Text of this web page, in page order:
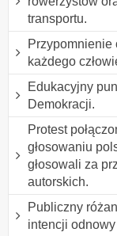
transportu.
Przypomnienie
każdego
Edukacyjny
Demokracji.
Protest
głosowaniu
głosowali za
autorskich.
Publiczny
intencji